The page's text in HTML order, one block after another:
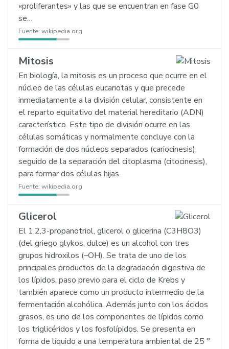
«proliferantes» y las que se encuentran en fase G0
se…
Fuente: wikipedia.org
Mitosis
En biología, la mitosis es un proceso que ocurre en el
núcleo de las células eucariotas y que precede
inmediatamente a la división celular, consistente en
el reparto equitativo del material hereditario (ADN)
característico. Este tipo de división ocurre en las
células somáticas y normalmente concluye con la
formación de dos núcleos separados (cariocinesis),
seguido de la separación del citoplasma (citocinesis),
para formar dos células hijas.
Fuente: wikipedia.org
Glicerol
El 1,2,3-propanotriol, glicerol o glicerina (C3H8O3)
(del griego glykos, dulce) es un alcohol con tres
grupos hidroxilos (–OH). Se trata de uno de los
principales productos de la degradación digestiva de
los lípidos, paso previo para el ciclo de Krebs y
también aparece como un producto intermedio de la
fermentación alcohólica. Además junto con los ácidos
grasos, es uno de los componentes de lípidos como
los triglicéridos y los fosfolípidos. Se presenta en
forma de líquido a una temperatura ambiental de 25 °